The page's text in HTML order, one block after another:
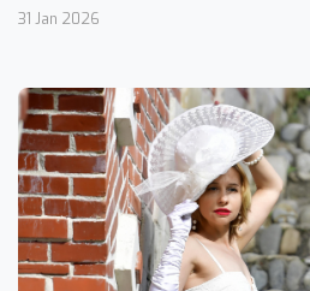
31 Jan 2026